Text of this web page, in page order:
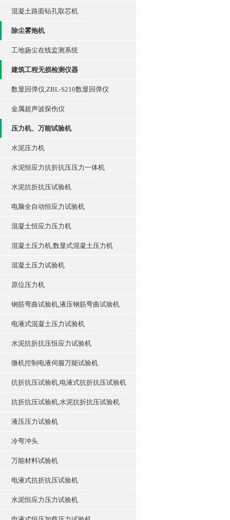
混凝土路面钻孔取芯机
除尘雾炮机
工地扬尘在线监测系统
建筑工程无损检测仪器
数显回弹仪,ZBL-S210数显回弹仪
金属超声波探伤仪
压力机、万能试验机
水泥压力机
水泥恒应力抗折抗压压力一体机
水泥抗折抗压试验机
电脑全自动恒应力试验机
混凝土恒应力压力机
混凝土压力机,数显式混凝土压力机
混凝土压力试验机
原位压力机
钢筋弯曲试验机,液压钢筋弯曲试验机
电液式混凝土压力试验机
水泥抗折抗压恒应力试验机
微机控制电液伺服万能试验机
抗折抗压试验机,电液式抗折抗压试验机
抗折抗压试验机,水泥抗折抗压试验机
液压压力试验机
冷弯冲头
万能材料试验机
电液式抗折抗压试验机
水泥恒应力压力试验机